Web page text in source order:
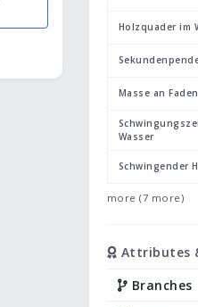
Holzquader im
Masse an Faden
Wasser
Schwingender
more (7 more)
Attributes
Branches